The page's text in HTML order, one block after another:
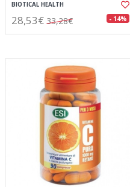
BIOTICAL HEALTH
28,53€ 33,28€ - 14%